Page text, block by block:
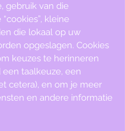
gebruik van die
kleine
die lokaal op uw
opgeslagen. Cookies
keuzes te herinneren
taalkeuze, een
cetera), en om je meer
en andere informatie